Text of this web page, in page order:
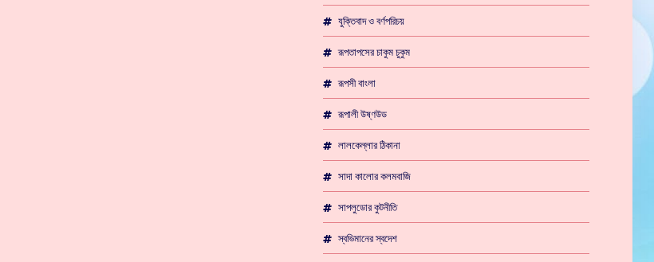
যুক্তিবাদ ও বর্ণপরিচয়
রূপতাপসের চাকুম চুকুম
রূপসী বাংলা
রূপালী উষ্ণউড
লালকেল্লার ঠিকানা
সাদা কালোর কলমবাজি
সাপলুডোর কুটনীতি
স্বভিমানের স্বদেশ